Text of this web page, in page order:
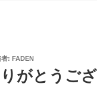
者: FADEN
がとうご